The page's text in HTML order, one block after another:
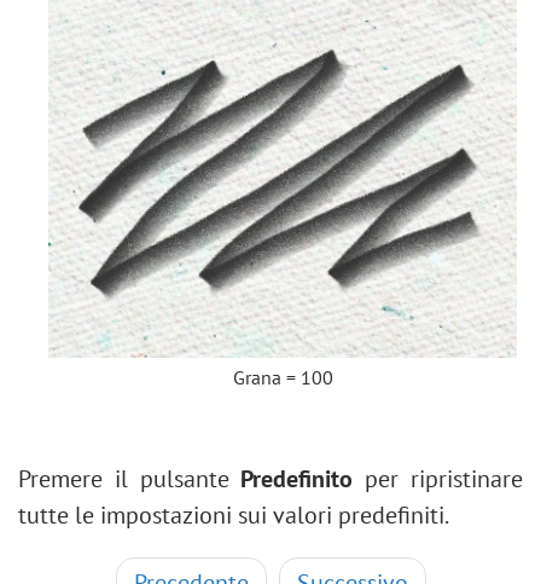
Grana = 100
Premere il pulsante Predefinito per ripristinare
tutte le impostazioni sui valori predefiniti.